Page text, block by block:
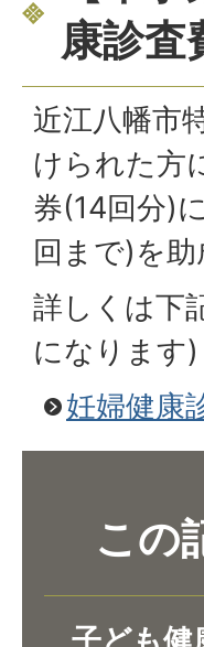
康診査
近江八幡市
けられた方
券(14回分)
回まで)を助
詳しくは下
になります)
妊婦健康
この